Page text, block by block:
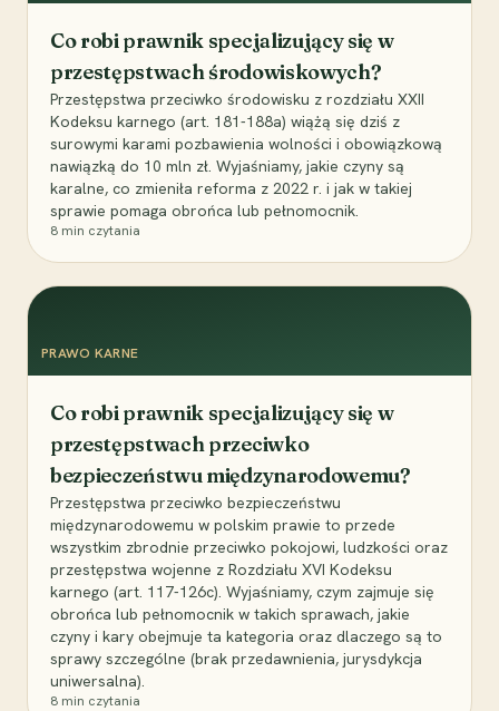
Co robi prawnik specjalizujący się w
przestępstwach środowiskowych?
Przestępstwa przeciwko środowisku z rozdziału XXII
Kodeksu karnego (art. 181-188a) wiążą się dziś z
surowymi karami pozbawienia wolności i obowiązkową
nawiązką do 10 mln zł. Wyjaśniamy, jakie czyny są
karalne, co zmieniła reforma z 2022 r. i jak w takiej
sprawie pomaga obrońca lub pełnomocnik.
8 min czytania
PRAWO KARNE
Co robi prawnik specjalizujący się w
przestępstwach przeciwko
bezpieczeństwu międzynarodowemu?
Przestępstwa przeciwko bezpieczeństwu
międzynarodowemu w polskim prawie to przede
wszystkim zbrodnie przeciwko pokojowi, ludzkości oraz
przestępstwa wojenne z Rozdziału XVI Kodeksu
karnego (art. 117-126c). Wyjaśniamy, czym zajmuje się
obrońca lub pełnomocnik w takich sprawach, jakie
czyny i kary obejmuje ta kategoria oraz dlaczego są to
sprawy szczególne (brak przedawnienia, jurysdykcja
uniwersalna).
8 min czytania